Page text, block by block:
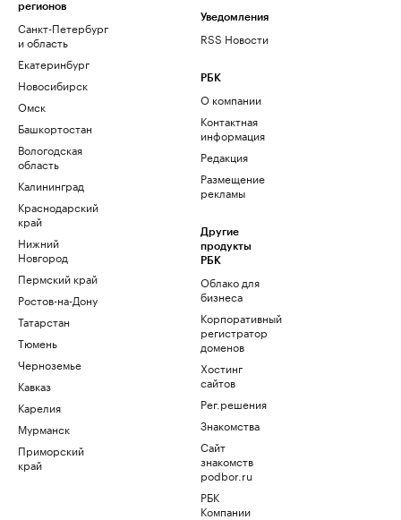
регионов
Санкт-Петербург
и область
Екатеринбург
Новосибирск
Омск
Башкортостан
Вологодская
область
Калининград
Краснодарский
край
Нижний
Новгород
Пермский край
Ростов-на-Дону
Татарстан
Тюмень
Черноземье
Кавказ
Карелия
Мурманск
Приморский
край
Уведомления
RSS Новости
РБК
О компании
Контактная
информация
Редакция
Размещение
рекламы
Другие
продукты
РБК
Облако для
бизнеса
Корпоративный
регистратор
доменов
Хостинг
сайтов
Рег.решения
Знакомства
Сайт
знакомств
podbor.ru
РБК
Компании